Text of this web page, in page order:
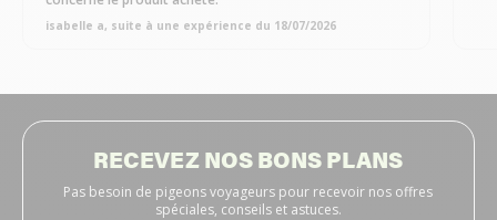
isabelle a, suite à une expérience du 18/07/2026
RECEVEZ NOS BONS PLANS
Pas besoin de pigeons voyageurs pour recevoir nos offres
spéciales, conseils et astuces.